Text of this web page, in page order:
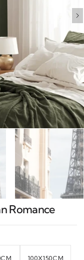
Romance
100X150CM